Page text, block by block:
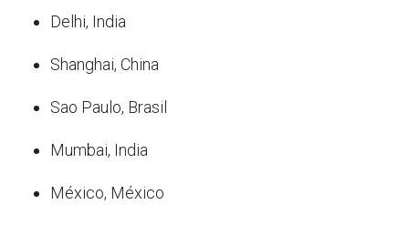
Delhi, India
Shanghai, China
Sao Paulo, Brasil
Mumbai, India
México, México